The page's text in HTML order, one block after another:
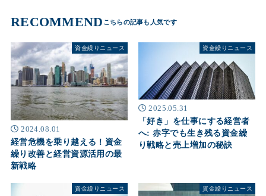
RECOMMEND
資金繰りニュース
2024.08.01
経営危機を乗り越える！資金
繰り改善と経営資源活用の最
新戦略
資金繰りニュース
2025.05.31
「好き」を仕事にする経営者
へ: 赤字でも生き残る資金繰
り戦略と売上増加の秘訣
資金繰りニュース 資金繰りニュース